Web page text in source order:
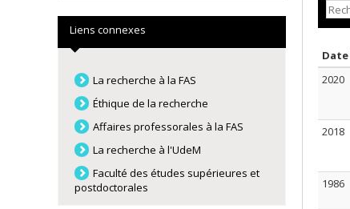
Date
2020
2018
1986
Liens connexes
La recherche à la FAS
Éthique de la recherche
Affaires professorales à la FAS
La recherche à l'UdeM
Faculté des études supérieures et
postdoctorales